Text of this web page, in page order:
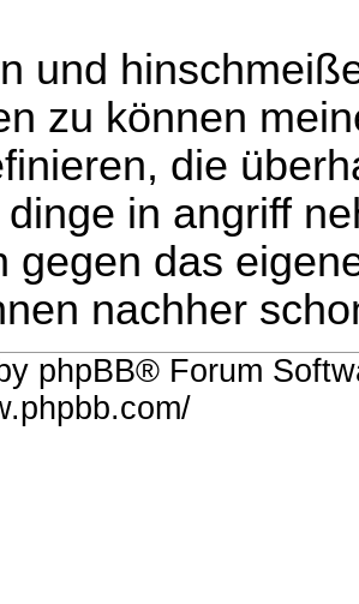
und
zu können
die
in angriff
gegen das
nachher
phpBB® Forum